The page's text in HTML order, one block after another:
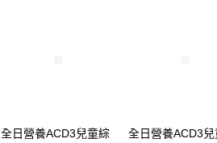
全日營養ACD3兒童綜
全日營養ACD3兒